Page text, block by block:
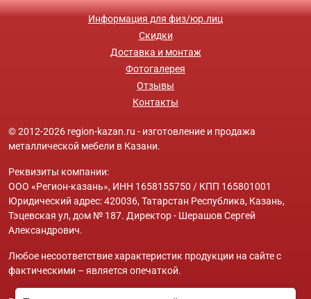
Информация для физ/юр.лиц
Скидки
Доставка и монтаж
Фотогалерея
Отзывы
Контакты
© 2012-2026 region-kazan.ru - изготовление и продажа
металлической мебели в Казани.
Реквизиты компании:
ООО «Регион-казань», ИНН 1658155750 / КПП 165801001
Юридический адрес: 420036, Татарстан Республика, Казань,
Тэцевская ул, дом № 187. Директор - Шерашов Сергей
Александрович.
Любое несоответствие характеристик продукции на сайте с
фактическими – является опечаткой.